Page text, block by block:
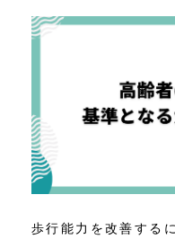
歩行能力を改善する